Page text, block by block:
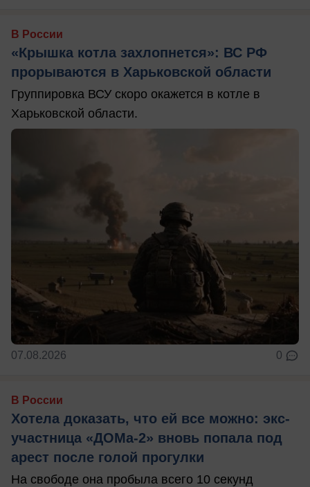
В России
«Крышка котла захлопнется»: ВС РФ
прорываются в Харьковской области
Группировка ВСУ скоро окажется в котле в
Харьковской области.
07.08.2026 0
В России
Хотела доказать, что ей все можно: экс-
участница «ДОМа-2» вновь попала под
арест после голой прогулки
На свободе она пробыла всего 10 секунд